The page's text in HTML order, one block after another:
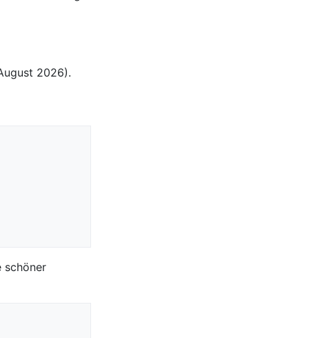
2026).
schöner